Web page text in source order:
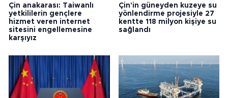
Çin anakarası: Taiwanlı
yetkililerin gençlere
hizmet veren internet
sitesini engellemesine
karşıyız
Çin'in güneyden kuzeye su
yönlendirme projesiyle 27
kentte 118 milyon kişiye su
sağlandı